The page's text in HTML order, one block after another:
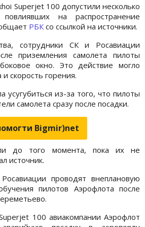
Superjet 100 допустили несколько
на распространение
РБК со ссылкой на источники.
сотрудники СК и Росавиации
приземления самолета пилоты
окно. Это действие могло
и скорость горения.
усугубиться из-за того, что пилоты
самолета сразу после посадки.
Bigmir)net
до того момента, пока их не
источник.
проводят внеплановую
пилотов Аэрофлота после
100 авиакомпании Аэрофлот